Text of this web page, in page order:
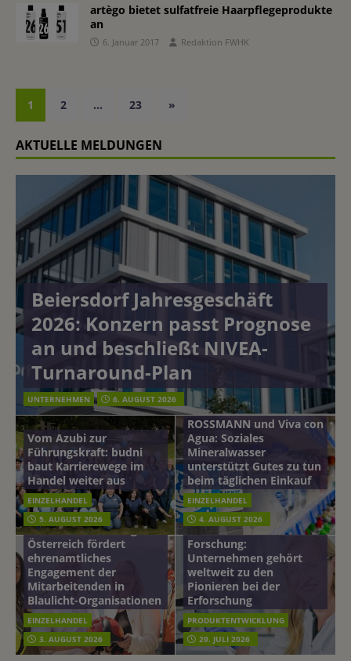
artègo bietet sulfatfreie Haarpflegeprodukte
an
6. Januar 2017 Redaktion FWHK
1 2 … 23 »
AKTUELLE MELDUNGEN
Beiersdorf Jahresgeschäft
2026: Konzern passt Prognose
an und beschließt NIVEA-
Turnaround-Plan
UNTERNEHMEN 6. AUGUST 2026
Vom Azubi zur
Führungskraft: budni
baut Karrierewege im
Handel weiter aus
EINZELHANDEL
5. AUGUST 2026
ROSSMANN und Viva con
Agua: Soziales
Mineralwasser
unterstützt Gutes zu tun
beim täglichen Einkauf
EINZELHANDEL
4. AUGUST 2026
mehr vom leben tag: dm
Österreich fördert
ehrenamtliches
Engagement der
Mitarbeitenden in
Blaulicht-Organisationen
EINZELHANDEL
3. AUGUST 2026
Beiersdorf
Hautmikrobiom-
Forschung:
Unternehmen gehört
weltweit zu den
Pionieren bei der
Erforschung
PRODUKTENTWICKLUNG
29. JULI 2026